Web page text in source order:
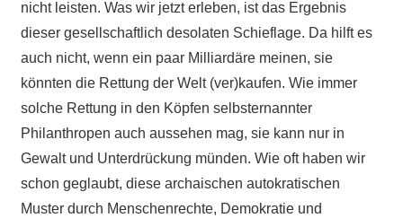
nicht leisten. Was wir jetzt erleben, ist das Ergebnis
dieser gesellschaftlich desolaten Schieflage. Da hilft es
auch nicht, wenn ein paar Milliardäre meinen, sie
könnten die Rettung der Welt (ver)kaufen. Wie immer
solche Rettung in den Köpfen selbsternannter
Philanthropen auch aussehen mag, sie kann nur in
Gewalt und Unterdrückung münden. Wie oft haben wir
schon geglaubt, diese archaischen autokratischen
Muster durch Menschenrechte, Demokratie und